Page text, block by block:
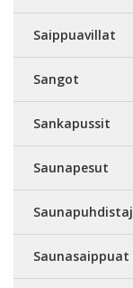
Saippuavillat
Sangot
Sankapussit
Saunapesut
Saunasaippuat